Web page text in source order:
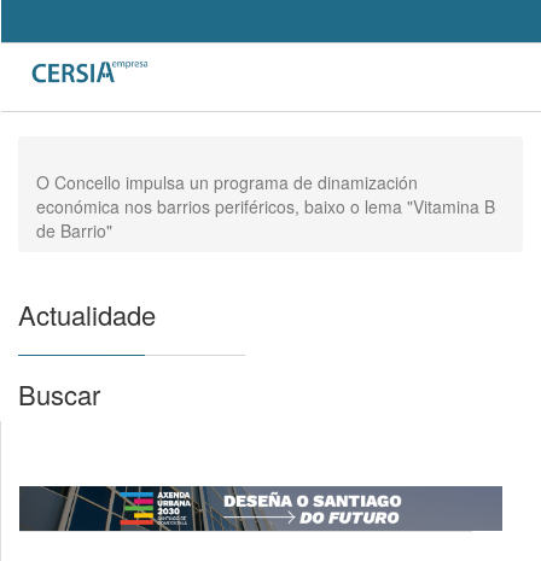
contenido
principal
Formulario
de
O Concello impulsa un programa de dinamización
económica nos barrios periféricos, baixo o lema "Vitamina B
de Barrio"
Actualidade
Buscar